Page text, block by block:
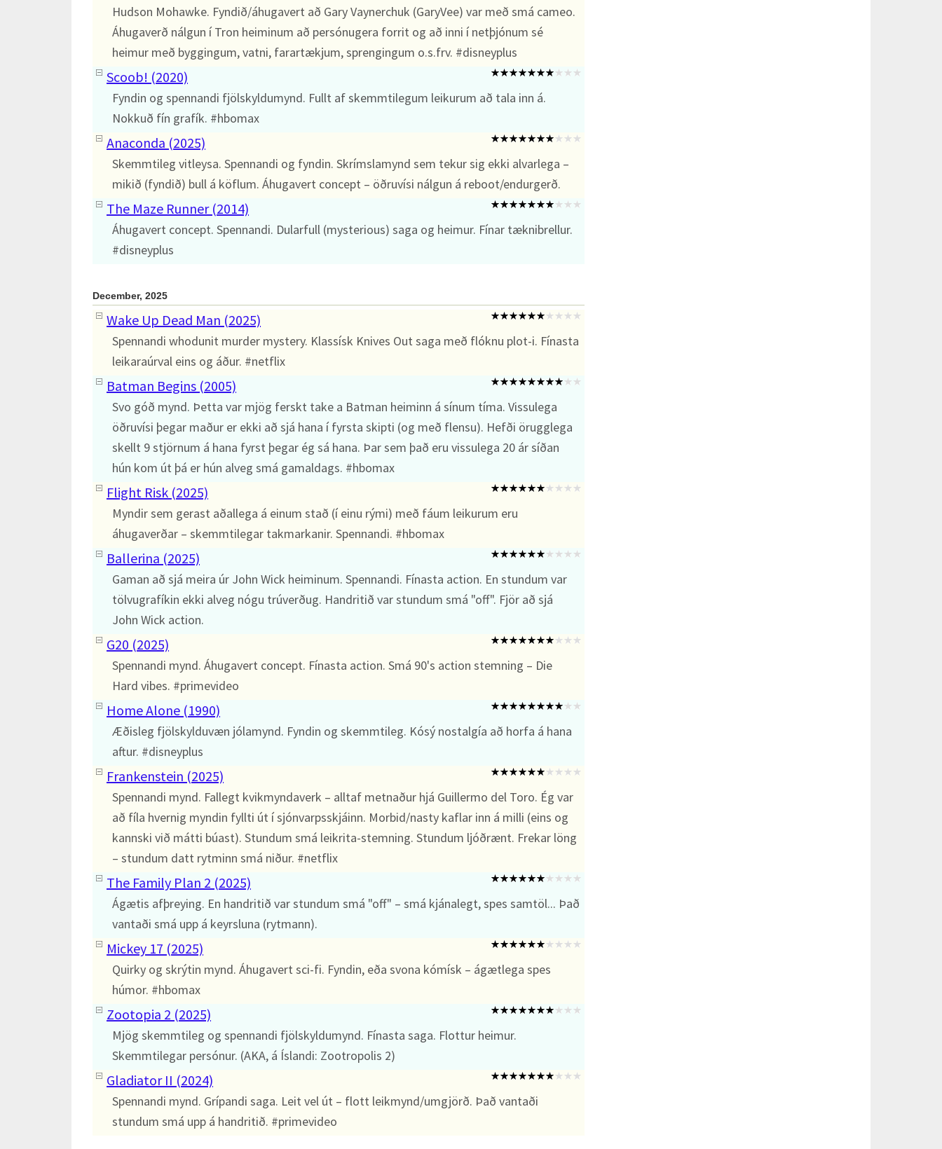
Hudson Mohawke. Fyndið/áhugavert að Gary Vaynerchuk (GaryVee) var með smá cameo.
Áhugaverð nálgun í Tron heiminum að persónugera forrit og að inni í netþjónum sé
heimur með byggingum, vatni, farartækjum, sprengingum o.s.frv. #disneyplus
Scoob! (2020)
Fyndin og spennandi fjölskyldumynd. Fullt af skemmtilegum leikurum að tala inn á.
Nokkuð fín grafík. #hbomax
Anaconda (2025)
Skemmtileg vitleysa. Spennandi og fyndin. Skrímslamynd sem tekur sig ekki alvarlega –
mikið (fyndið) bull á köflum. Áhugavert concept – öðruvísi nálgun á reboot/endurgerð.
The Maze Runner (2014)
Áhugavert concept. Spennandi. Dularfull (mysterious) saga og heimur. Fínar tæknibrellur.
#disneyplus
December, 2025
Wake Up Dead Man (2025)
Spennandi whodunit murder mystery. Klassísk Knives Out saga með flóknu plot-i. Fínasta
leikaraúrval eins og áður. #netflix
Batman Begins (2005)
Svo góð mynd. Þetta var mjög ferskt take a Batman heiminn á sínum tíma. Vissulega
öðruvísi þegar maður er ekki að sjá hana í fyrsta skipti (og með flensu). Hefði örugglega
skellt 9 stjörnum á hana fyrst þegar ég sá hana. Þar sem það eru vissulega 20 ár síðan
hún kom út þá er hún alveg smá gamaldags. #hbomax
Flight Risk (2025)
Myndir sem gerast aðallega á einum stað (í einu rými) með fáum leikurum eru
áhugaverðar – skemmtilegar takmarkanir. Spennandi. #hbomax
Ballerina (2025)
Gaman að sjá meira úr John Wick heiminum. Spennandi. Fínasta action. En stundum var
tölvugrafíkin ekki alveg nógu trúverðug. Handritið var stundum smá "off". Fjör að sjá
John Wick action.
G20 (2025)
Spennandi mynd. Áhugavert concept. Fínasta action. Smá 90's action stemning – Die
Hard vibes. #primevideo
Home Alone (1990)
Æðisleg fjölskylduvæn jólamynd. Fyndin og skemmtileg. Kósý nostalgía að horfa á hana
aftur. #disneyplus
Frankenstein (2025)
Spennandi mynd. Fallegt kvikmyndaverk – alltaf metnaður hjá Guillermo del Toro. Ég var
að fíla hvernig myndin fyllti út í sjónvarpsskjáinn. Morbid/nasty kaflar inn á milli (eins og
kannski við mátti búast). Stundum smá leikrita-stemning. Stundum ljóðrænt. Frekar löng
– stundum datt rytminn smá niður. #netflix
The Family Plan 2 (2025)
Ágætis afþreying. En handritið var stundum smá "off" – smá kjánalegt, spes samtöl... Það
vantaði smá upp á keyrsluna (rytmann).
Mickey 17 (2025)
Quirky og skrýtin mynd. Áhugavert sci-fi. Fyndin, eða svona kómísk – ágætlega spes
húmor. #hbomax
Zootopia 2 (2025)
Mjög skemmtileg og spennandi fjölskyldumynd. Fínasta saga. Flottur heimur.
Skemmtilegar persónur. (AKA, á Íslandi: Zootropolis 2)
Gladiator II (2024)
Spennandi mynd. Grípandi saga. Leit vel út – flott leikmynd/umgjörð. Það vantaði
stundum smá upp á handritið. #primevideo